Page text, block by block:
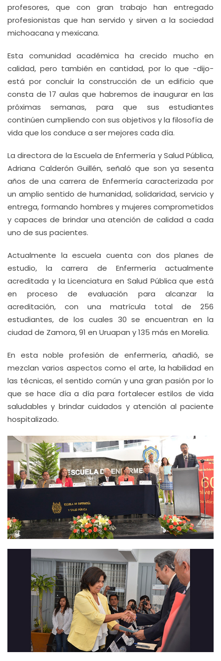
profesores, que con gran trabajo han entregado
profesionistas que han servido y sirven a la sociedad
michoacana y mexicana.
Esta comunidad académica ha crecido mucho en
calidad, pero también en cantidad, por lo que -dijo-
está por concluir la construcción de un edificio que
consta de 17 aulas que habremos de inaugurar en las
próximas semanas, para que sus estudiantes
continúen cumpliendo con sus objetivos y la filosofía de
vida que los conduce a ser mejores cada día.
La directora de la Escuela de Enfermería y Salud Pública,
Adriana Calderón Guillén, señaló que son ya sesenta
años de una carrera de Enfermería caracterizada por
un amplio sentido de humanidad, solidaridad, servicio y
entrega, formando hombres y mujeres comprometidos
y capaces de brindar una atención de calidad a cada
uno de sus pacientes.
Actualmente la escuela cuenta con dos planes de
estudio, la carrera de Enfermería actualmente
acreditada y la Licenciatura en Salud Pública que está
en proceso de evaluación para alcanzar la
acreditación, con una matrícula total de 256
estudiantes, de los cuales 30 se encuentran en la
ciudad de Zamora, 91 en Uruapan y 135 más en Morelia.
En esta noble profesión de enfermería, añadió, se
mezclan varios aspectos como el arte, la habilidad en
las técnicas, el sentido común y una gran pasión por lo
que se hace día a día para fortalecer estilos de vida
saludables y brindar cuidados y atención al paciente
hospitalizado.